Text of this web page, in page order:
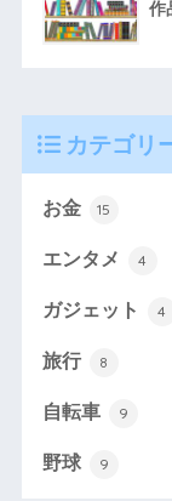
作
カテゴリ
お金 15
エンタメ 4
ガジェット 4
旅行 8
自転車 9
野球 9